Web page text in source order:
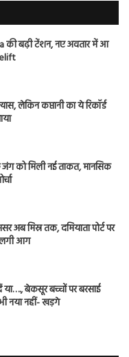
की बढ़ी टेंशन, नए अवतार में आ
लेकिन कप्तानी का ये रिकॉर्ड
को मिली नई ताकत, मानसिक
अब मिस्र तक, दमियाता पोर्ट पर
आग
बेकसूर बच्चों पर बरसाई
नया नहीं- खड़गे